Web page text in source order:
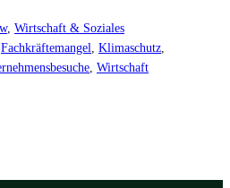
, Wirtschaft & Soziales
Fachkräftemangel Klimaschutz
Wirtschaft